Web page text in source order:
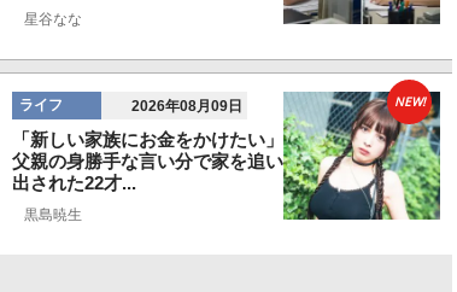
星谷なな
ライフ 2026年08月09日
「新しい家族にお金をかけたい」
父親の身勝手な言い分で家を追い
出された22才...
黒島暁生
NEW!